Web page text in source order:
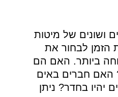
ושונים של מיטות
הזמן לבחור את
ביותר. האם הם
האם חברים באים
יהיו בחדר? ניתן